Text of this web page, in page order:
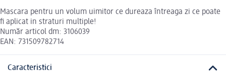
Mascara pentru un volum uimitor ce dureaza întreaga zi ce poate
fi aplicat in straturi multiple!
Număr articol dm: 3106039
EAN: 731509782714
Caracteristici